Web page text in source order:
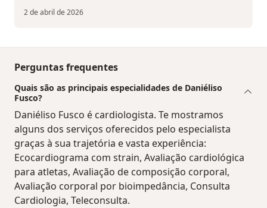
2 de abril de 2026
Perguntas frequentes
Quais são as principais especialidades de Daniéliso
Fusco?
Daniéliso Fusco é cardiologista. Te mostramos
alguns dos serviços oferecidos pelo especialista
graças à sua trajetória e vasta experiência:
Ecocardiograma com strain, Avaliação cardiológica
para atletas, Avaliação de composição corporal,
Avaliação corporal por bioimpedância, Consulta
Cardiologia, Teleconsulta.